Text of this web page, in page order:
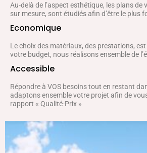
Au-delà de l’aspect esthétique, les plans de
sur mesure, sont étudiés afin d’être le plus
Economique
Le choix des matériaux, des prestations,
votre budget, nous réalisons ensemble de
Accessible
Répondre à VOS besoins tout en restant
adaptons ensemble votre projet afin de
rapport « Qualité-Prix »